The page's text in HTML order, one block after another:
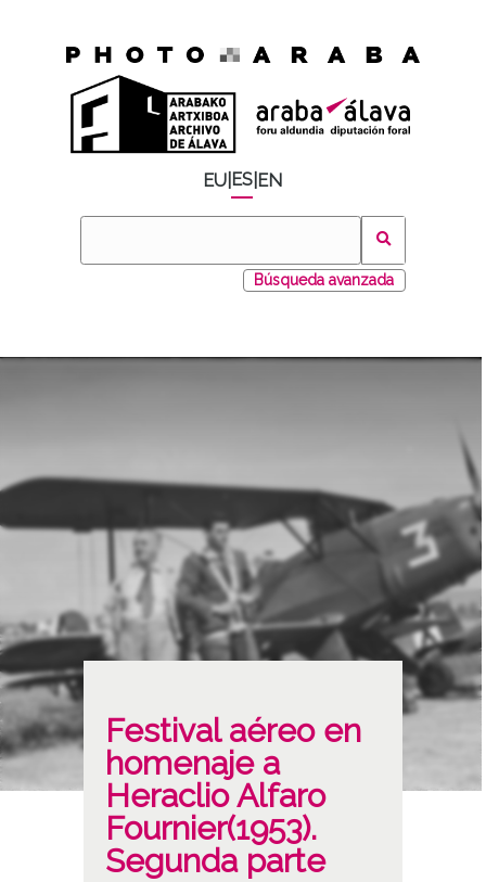
EU ES EN
Búsqueda avanzada
Festival aéreo en
homenaje a
Heraclio Alfaro
Fournier(1953).
Segunda parte